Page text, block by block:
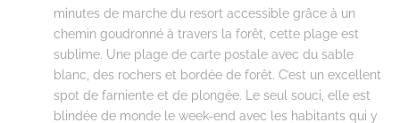
minutes de marche du resort accessible grâce à un
chemin goudronné à travers la forêt, cette plage est
sublime. Une plage de carte postale avec du sable
blanc, des rochers et bordée de forêt. C’est un excellent
spot de farniente et de plongée. Le seul souci, elle est
blindée de monde le week-end avec les habitants qui y